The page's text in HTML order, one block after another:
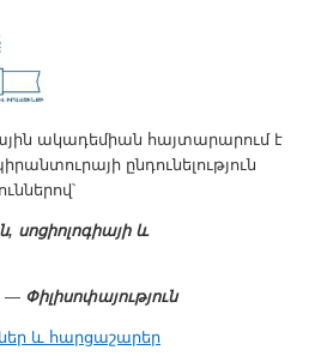
ակադեմիան հայտարարում է
ընդունելություն
սոցիոլոգիայի և
— Փիլիսոփայություն
և հարցաշարեր